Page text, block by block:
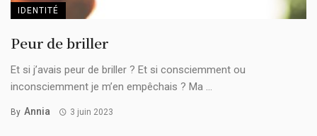
IDENTITÉ
Peur de briller
Et si j’avais peur de briller ? Et si consciemment ou
inconsciemment je m’en empêchais ? Ma ...
By Annia 3 juin 2023